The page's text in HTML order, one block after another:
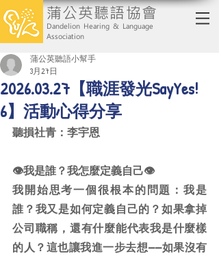
蒲公英聽語協會
Dandelion Hearing & Language
Association
2026.03.27【職涯發光SayYes!
6】活動心得分享
蒲公英聽語小幫手
3月27日
聽損社青：李宇恩
👁我是誰？我怎麼定義自己👁
我開始思考一個很根本的問題：我是
誰？我又是如何定義自己的？如果拿掉
公司職稱，還有什麼能代表我是什麼樣
的人？這也讓我進一步去想——如果沒有